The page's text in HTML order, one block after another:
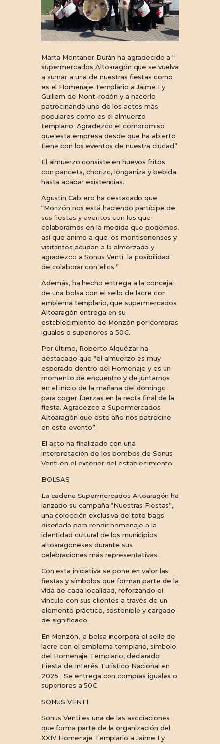
Marta Montaner Durán ha agradecido a “
supermercados Altoaragón que se vuelva
a sumar a una de nuestras fiestas como
es el Homenaje Templario a Jaime I y
Guillem de Mont-rodón y a hacerlo
patrocinando uno de los actos más
populares como es el almuerzo
templario. Agradezco el compromiso
que esta empresa desde que ha abierto
tiene con los eventos de nuestra ciudad”.
El almuerzo consiste en huevos fritos
con panceta, chorizo, longaniza y bebida
hasta acabar existencias.
Agustín Cabrero ha destacado que
“Monzón nos está haciendo partícipe de
sus fiestas y eventos con los que
colaboramos en la medida que podemos,
así que animo a que los montisonenses y
visitantes acudan a la almorzada y
agradezco a Sonus Venti la posibilidad
de colaborar con ellos.”
Además, ha hecho entrega a la concejal
de una bolsa con el sello de lacre con
emblema templario, que supermercados
Altoaragón entrega en su
establecimiento de Monzón por compras
iguales o superiores a 50€.
Por último, Roberto Alquézar ha
destacado que “el almuerzo es muy
esperado dentro del Homenaje y es un
momento de encuentro y de juntarnos
en el inicio de la mañana del domingo
para coger fuerzas en la recta final de la
fiesta. Agradezco a Supermercados
Altoaragón que este año nos patrocine
en este evento”.
El acto ha finalizado con una
interpretación de los bombos de Sonus
Venti en el exterior del establecimiento.
BOLSAS
La cadena Supermercados Altoaragón ha
lanzado su campaña “Nuestras Fiestas”,
una colección exclusiva de tote bags
diseñada para rendir homenaje a la
identidad cultural de los municipios
altoaragoneses durante sus
celebraciones más representativas.
Con esta iniciativa se pone en valor las
fiestas y símbolos que forman parte de la
vida de cada localidad, reforzando el
vínculo con sus clientes a través de un
elemento práctico, sostenible y cargado
de significado.
En Monzón, la bolsa incorpora el sello de
lacre con el emblema templario, símbolo
del Homenaje Templario, declarado
Fiesta de Interés Turístico Nacional en
2025. Se entrega con compras iguales o
superiores a 50€.
SONUS VENTI
Sonus Venti es una de las asociaciones
que forma parte de la organización del
XXIV Homenaje Templario a Jaime I y